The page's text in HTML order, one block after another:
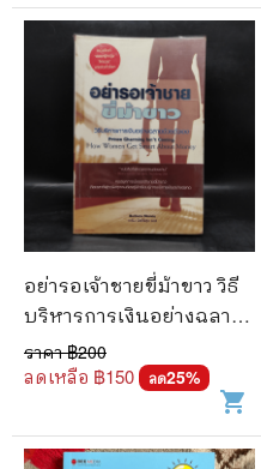
อย่ารอเจ้าชายขี่ม้าขาว วิธี
บริหารการเงินอย่างฉลาด
ด้วยตัวเอง - Barbara
Stanny
ราคา ฿200
ลดเหลือ ฿150 ลด25%
shopping_cart